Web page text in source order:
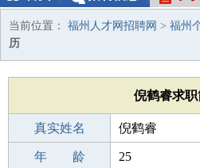
当前位置： 福州人才网招聘网 > 福州
历
倪鹤睿求
真实姓名 倪鹤睿
性 别 男
年 龄 25